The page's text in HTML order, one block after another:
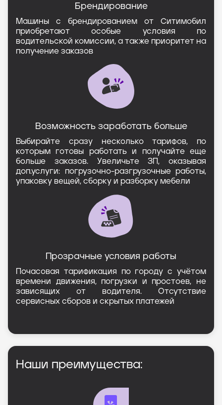
Брендирование
Машины с брендированием от Ситимобил
приобретают особые условия по
водительской комиссии, а также приоритет на
получение заказов
Возможность заработать больше
Выбирайте сразу несколько тарифов, по
которым готовы работать и получайте еще
больше заказов. Увеличьте ЗП, оказывая
доп.услуги: погрузочно-разгрузочные работы,
упаковку вещей, сборку и разборку мебели
Прозрачные условия работы
Почасовая тарификация по городу с учётом
времени движения, погрузки и простоев, не
зависящих от водителя. Отсутствие
сервисных сборов и скрытых платежей
Наши преимущества: